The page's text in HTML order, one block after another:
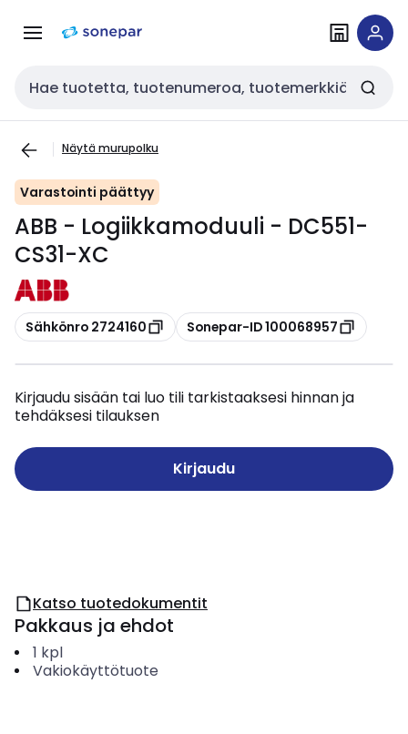
navigointiinsisältöön
Haku
Näytä murupolku
Varastointi päättyy
ABB - Logiikkamoduuli - DC551-
CS31-XC
Kopioi
Sähkönro 2724160 Kopioi
Sonepar-ID 100068957
Kirjaudu sisään tai luo tili tarkistaaksesi hinnan ja
tehdäksesi tilauksen
Kirjaudu
Katso tuotedokumentit
Pakkaus ja ehdot
1 kpl
Vakiokäyttötuote